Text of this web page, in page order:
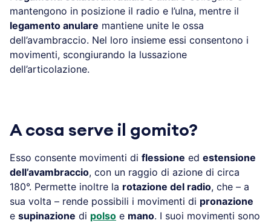
mantengono in posizione il radio e l’ulna, mentre il
legamento anulare mantiene unite le ossa
dell’avambraccio. Nel loro insieme essi consentono i
movimenti, scongiurando la lussazione
dell’articolazione.
A cosa serve il gomito?
Esso consente movimenti di flessione ed estensione
dell’avambraccio, con un raggio di azione di circa
180°. Permette inoltre la rotazione del radio, che – a
sua volta – rende possibili i movimenti di pronazione
e supinazione di polso e mano. I suoi movimenti sono